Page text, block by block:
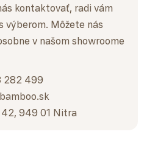
kontaktovať, radi vám
výberom. Môžete nás
v našom showroome
282 499
949 01 Nitra